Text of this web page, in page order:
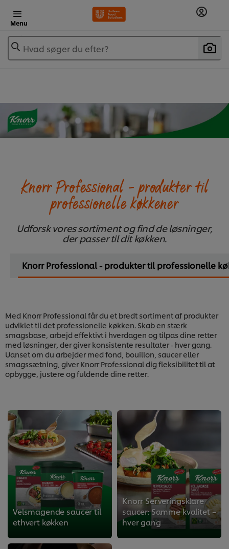
Menu
Hvad søger du efter?
Knorr Professional - produkter til
professionelle køkkener
Udforsk vores sortiment og find de løsninger,
der passer til dit køkken.
Knorr Professional - produkter til professionelle
Med Knorr Professional får du et bredt sortiment af produkter
udviklet til det professionelle køkken. Skab en stærk
smagsbase, arbejd effektivt i hverdagen og tilpas dine retter
med løsninger, der giver konsistente resultater - hver gang.
Uanset om du arbejder med fond, bouillon, saucer eller
smagssætning, giver Knorr Professional dig fleksibilitet til at
opbygge, justere og fuldende dine retter.
Velsmagende saucer til
ethvert køkken
Knorr Serveringsklare
saucer: Samme kvalitet –
hver gang​